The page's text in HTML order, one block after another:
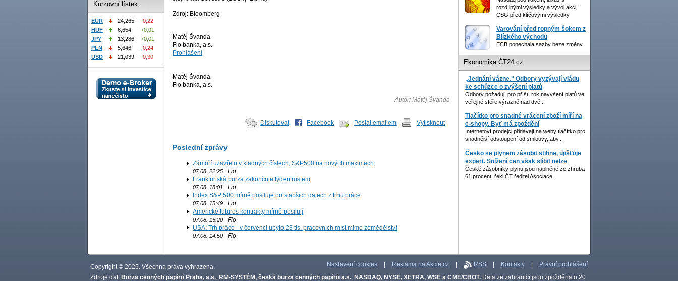
Zdroj: Bloomberg
Matěj Švanda
Fio banka, a.s.
Prohlášení
Matěj Švanda
Fio banka, a.s.
Autor: Matěj Švanda
Diskutovat Facebook Poslat emailem Vytisknout
Poslední zprávy
Zámoří uzavřelo v kladných číslech, S&P500 na nových maximech
07.08. 22:25 Fio
Frankfurtská burza zakončuje týden růstem
07.08. 18:01
Fio
Index S&P 500 mírně posiluje po slabších datech z trhu práce
07.08. 15:49 Fio
Americké futures kontrakty mírně posilují
07.08. 15:20 Fio
USA: Trh práce - v červenci ubylo 23 tis. pracovních míst mimo zemědělství
07.08. 14:50 Fio
Kurzovní lístek
EUR 24,265
-0,22
HUF
6,654
+0,01
JPY
13,286
+0,01
PLN
5,646
-0,24
USD
21,039 -0,30
rozdílnými výsledky a vývoj akcií
CSG před klíčovými výsledky
Varování před ropným šokem z
Blízkého východu
ECB ponechala sazby beze změny
Ekonomika ČT24.cz
„Jednání vázne.“ Odbory vyzývají vládu
ke schůzce o zvýšení platů
Odbory požadují pro příští rok navýšení platů ve
veřejné sféře výrazně nad dvě...
Tlačítko pro snadné vrácení zboží míří na
e-shopy. Byť má zpoždění
Internetoví prodejci přidávají na weby tlačítko pro
snadnější odstoupení od smlouvy, aby...
Česko se plynem zásobit stihne, ujišťuje
expert. Snížení cen však slíbit nelze
České zásobníky plynu jsou naplněné ze zhruba
61 procent, řekl ČT ředitel Asociace...
Nastavení cookies Reklama na Akcie.cz RSS Kontakty Právní prohlášení
Copyright © 2025. Všechna práva vyhrazena.
Zdroje dat: Burza cenných papírů Praha, a.s., RM-SYSTÉM, česká burza cenných papírů a.s., NASDAQ, NYSE, XETRA, WSE a CME/CBOT. Data ze zahraničí jsou zpožděna o 20